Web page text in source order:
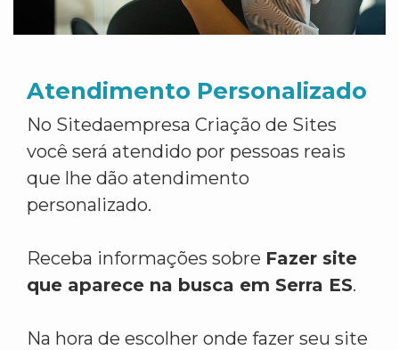
Atendimento Personalizado
No Sitedaempresa Criação de Sites
você será atendido por pessoas reais
que lhe dão atendimento
personalizado.
Receba informações sobre Fazer site
que aparece na busca em Serra ES.
Na hora de escolher onde fazer seu site